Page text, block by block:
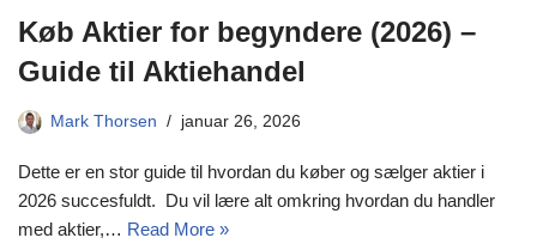
Køb Aktier for begyndere (2026) –
Guide til Aktiehandel
Mark Thorsen januar 26, 2026
Dette er en stor guide til hvordan du køber og sælger aktier i
2026 succesfuldt. Du vil lære alt omkring hvordan du handler
med aktier,… Read More »